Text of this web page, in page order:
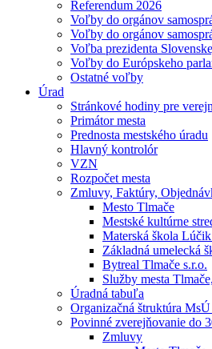
Referendum 2026
Voľby do orgánov
Voľby do orgánov
Voľba prezidenta
Voľby do Európskeho
Ostatné voľby
Úrad
Stránkové hodiny pre
Primátor mesta
Prednosta mestského úradu
Hlavný kontrolór
VZN
Rozpočet mesta
Zmluvy, Faktúry,
Mesto Tlmače
Mestské kultúrne
Materská škola
Základná umelecká
Bytreal Tlmače s.r.o.
Služby mesta
Úradná tabuľa
Organizačná štruktúra
Povinné zverejňovanie do
Zmluvy